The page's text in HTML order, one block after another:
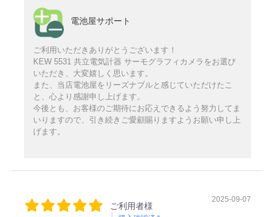
電池屋サポート
ご利用いただきありがとうございます！
KEW 5531 共立電気計器 サーモグラフィカメラをお選び
いただき、大変嬉しく思います。
また、当店電池屋をリーズナブルと感じていただけたこ
と、心より感謝申し上げます。
今後とも、お客様のご期待にお応えできるよう努力してま
いりますので、引き続きご愛顧賜りますようお願い申し上
げます。
ご利用者様
2025-09-07